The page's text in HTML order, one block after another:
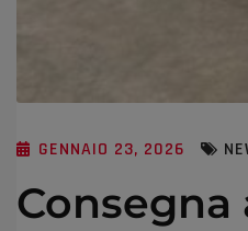
GENNAIO 23, 2026
Consegna